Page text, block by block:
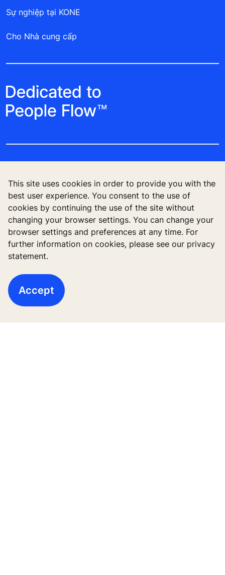
This site uses cookies in order to provide you with the
best user experience. You consent to the use of
cookies by continuing the use of the site without
changing your browser settings. You can change your
browser settings and preferences at any time. For
further information on cookies, please see our privacy
statement.
Accept
Sự nghiệp tại KONE
Cho Nhà cung cấp
Thang máy cao tầng
Các tòa nhà mới